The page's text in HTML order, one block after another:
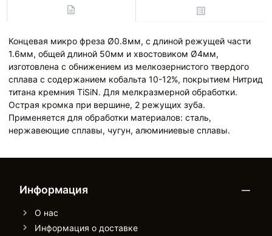
Концевая микро фреза Ø0.8мм, с длиной режущей части
1.6мм, общей длиной 50мм и хвостовиком Ø4мм,
изготовлена с обнижением из мелкозернистого твердого
сплава с содержанием кобальта 10-12%, покрытием Нитрид
титана кремния TiSiN. Для мелкразмерной обработки.
Острая кромка при вершине, 2 режущих зуба.
Применяется для обработки материалов: сталь,
нержавеющие сплавы, чугун, алюминиевые сплавы.
Информация
О нас
Информация о доставке